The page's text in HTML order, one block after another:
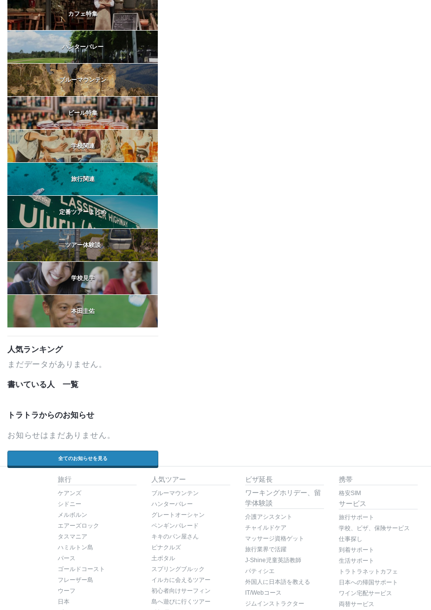
カフェ特集
ハンターバレー
ブルーマウンテン
ビール特集
学校関連
旅行関連
定番ツアーまとめ
ツアー体験談
学校見学
本田圭佑
人気ランキング
まだデータがありません。
書いている人 一覧
トラトラからのお知らせ
お知らせはまだありません。
全てのお知らせを見る
旅行
ケアンズ
シドニー
メルボルン
エアーズロック
タスマニア
ハミルトン島
パース
ゴールドコースト
フレーザー島
ウーフ
日本
人気ツアー
ブルーマウンテン
ハンターバレー
グレートオーシャン
ペンギンパレード
キキのパン屋さん
ピナクルズ
土ボタル
スプリングブルック
イルカに会えるツアー
初心者向けサーフィン
島へ遊びに行くツアー
ビザ延長
ワーキングホリデー、留
学体験談
介護アシスタント
チャイルドケア
マッサージ資格ゲット
旅行業界で活躍
J-Shine児童英語教師
パティシエ
外国人に日本語を教える
IT/Webコース
ジムインストラクター
携帯
格安SIM
サービス
旅行サポート
学校、ビザ、保険サービス
仕事探し
到着サポート
生活サポート
トラトラネットカフェ
日本への帰国サポート
ワイン宅配サービス
両替サービス